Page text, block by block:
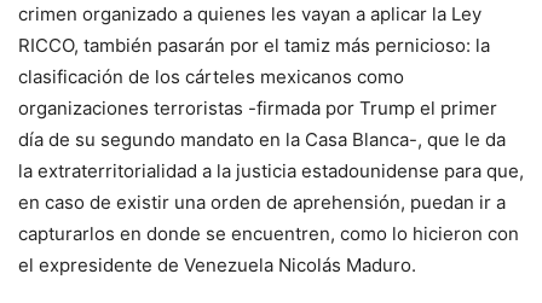
crimen organizado a quienes les vayan a aplicar la Ley
RICCO, también pasarán por el tamiz más pernicioso: la
clasificación de los cárteles mexicanos como
organizaciones terroristas -firmada por Trump el primer
día de su segundo mandato en la Casa Blanca-, que le da
la extraterritorialidad a la justicia estadounidense para que,
en caso de existir una orden de aprehensión, puedan ir a
capturarlos en donde se encuentren, como lo hicieron con
el expresidente de Venezuela Nicolás Maduro.